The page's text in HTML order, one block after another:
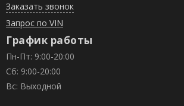
Заказать звонок
Запрос по VIN
График работы
Пн-Пт: 9:00-20:00
Сб: 9:00-20:00
Вс: Выходной